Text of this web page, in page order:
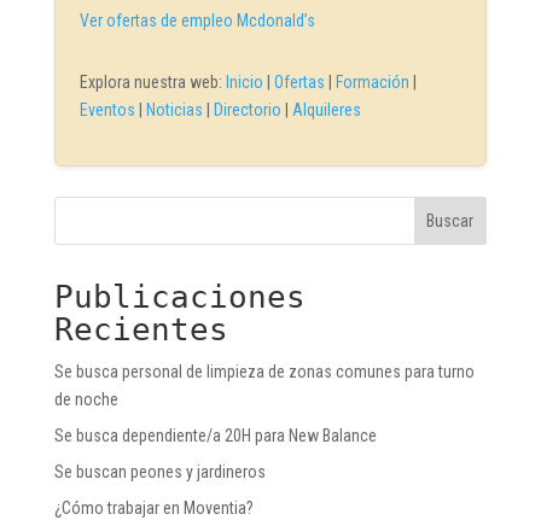
Ver ofertas de empleo Mcdonald’s
Explora nuestra web: Inicio Ofertas Formación
Eventos
Noticias Directorio Alquileres
Buscar
Publicaciones
Recientes
Se busca personal de limpieza de zonas comunes para turno
de noche
Se busca dependiente/a 20H para New Balance
Se buscan peones y jardineros
¿Cómo trabajar en Moventia?